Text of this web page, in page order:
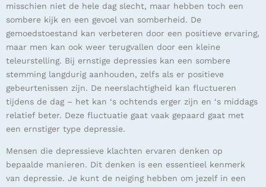
misschien niet de hele dag slecht, maar hebben toch een
sombere kijk en een gevoel van somberheid. De
gemoedstoestand kan verbeteren door een positieve ervaring,
maar men kan ook weer terugvallen door een kleine
teleurstelling. Bij ernstige depressies kan een sombere
stemming langdurig aanhouden, zelfs als er positieve
gebeurtenissen zijn. De neerslachtigheid kan fluctueren
tijdens de dag – het kan ‘s ochtends erger zijn en ‘s middags
relatief beter. Deze fluctuatie gaat vaak gepaard gaat met
een ernstiger type depressie.
Mensen die depressieve klachten ervaren denken op
bepaalde manieren. Dit denken is een essentieel kenmerk
van depressie. Je kunt de neiging hebben om jezelf in een